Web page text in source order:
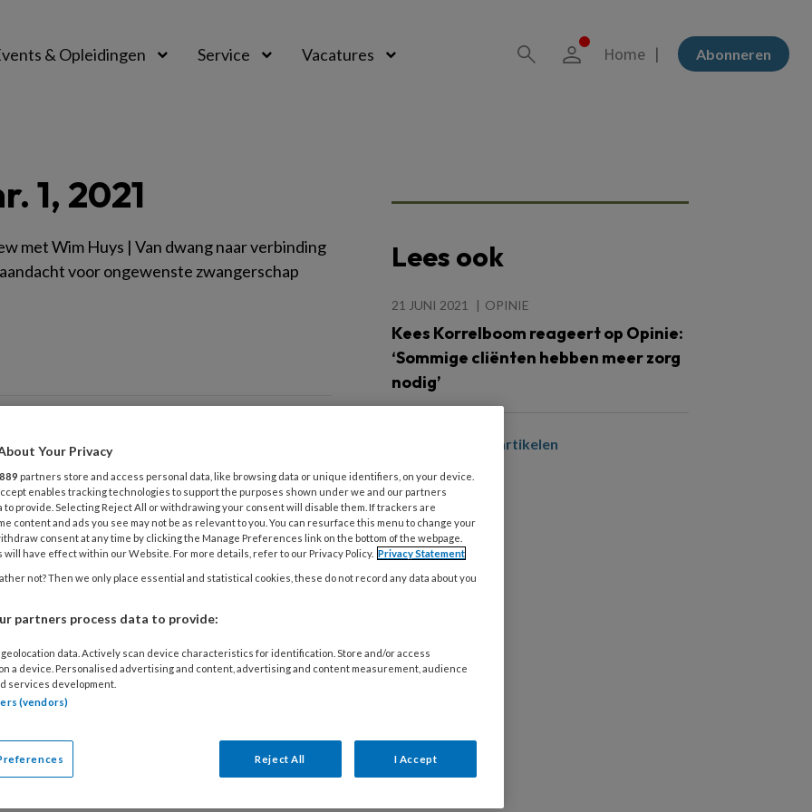
& Opleidingen Service Vacatures Abonneren
Home
1, 2021
met Wim Huys | Van dwang naar verbinding
voor ongewenste zwangerschap
Doorrookte
beklemmend gevoel toen ik laatst door
lanen van het oude 'Duin en Bosch'
terwijl het terrein van de voormalige
instelling juist prachtig is geworden:
en paviljoens en smaakvolle
wisselen elkaar af op dit bosrijke
dat beklemmende gevoel kwam door
ik daar als psychologiestudent stage
Lees ook
21 JUNI 2021 OPINIE
Kees Korrelboom reageert op Opinie:
‘Sommige cliënten hebben meer zorg
nodig’
Meer magazine artikelen
Your Privacy
889 partners store and access personal data, like browsing data or unique identifiers, on your device.
enables tracking technologies to support the purposes shown under we and our partners
to provide. Selecting Reject All or withdrawing your consent will disable them. If trackers are
content and ads you see may not be as relevant to you. You can resurface this menu to change your
consent at any time by clicking the Manage Preferences link on the bottom of the webpage.
will have effect within our Website. For more details, refer to our Privacy Policy. Privacy Statement
not? Then we only place essential and statistical cookies, these do not record any data about you
partners process data to provide:
data. Actively scan device characteristics for identification. Store and/or access
a device. Personalised advertising and content, advertising and content measurement, audience
services development.
(vendors)
Reject All I Accept